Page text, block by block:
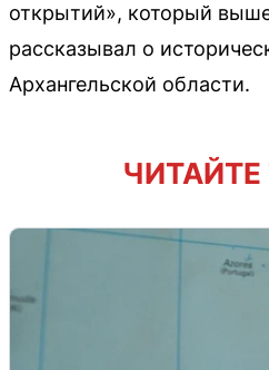
открытий», который
рассказывал о
Архангельской области.